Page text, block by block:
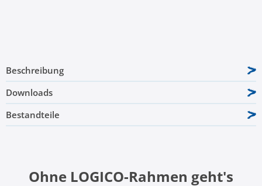
Beschreibung
Downloads
Bestandteile
Ohne LOGICO-Rahmen geht's